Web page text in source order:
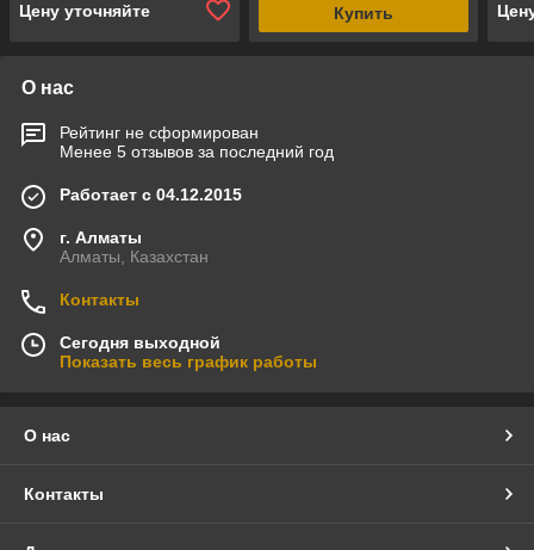
Цену уточняйте
Купить
О нас
Рейтинг не сформирован
Менее 5 отзывов за последний год
Работает с 04.12.2015
г. Алматы
Алматы, Казахстан
Контакты
Сегодня выходной
Показать весь график работы
О нас
Контакты